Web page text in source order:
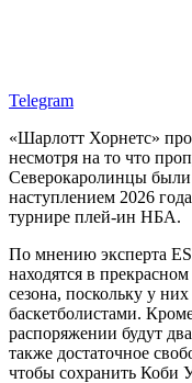
Telegram
«Шарлотт Хорнетс»
несмотря на то что
Северокаролинцы
наступлением 2026
турнире плей-ин НБА.
По мнению эксперта
находятся в
сезона, поскольку у
баскетболистами.
распоряжении будут
также достаточное
чтобы сохранить Коби